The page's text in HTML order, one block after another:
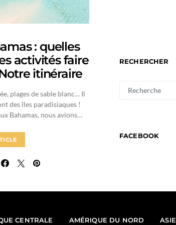
: quelles
activités faire
itinéraire
plages de sable blanc… Il
des îles paradisiaques !
Bahamas, nous avions…
RECHERCHER
FOR:
FACEBOOK
CENTRALE AMÉRIQUE DU NORD ASIE